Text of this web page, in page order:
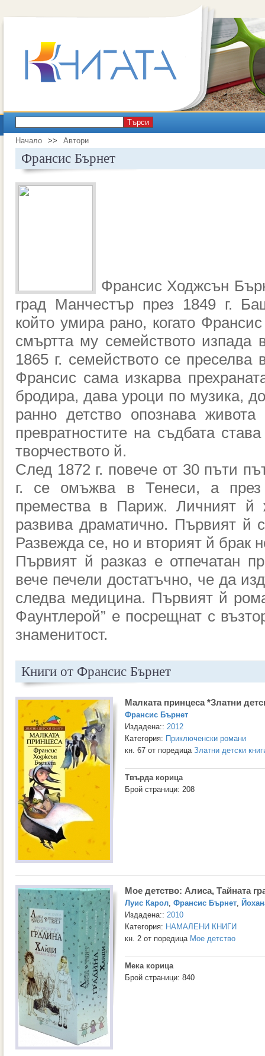
Търси
Начало >> Автори
Франсис Бърнет
Франсис Ходжсън
град Манчестър през 1849 г.
който умира рано, когато
смъртта му семейството изпада
1865 г. семейството се
Франсис сама изкарва
бродира, дава уроци по музика,
ранно детство опознава
превратностите на съдбата
творчеството й.
След 1872 г. повече от 30 пъти
г. се омъжва в Тенеси, а през
премества в Париж. Личният й
развива драматично. Първият й
Развежда се, но и вторият й брак
Първият й разказ е отпечатан
вече печели достатъчно, че да
следва медицина. Първият й
Фаунтлерой” е посрещнат с
знаменитост.
Книги от Франсис Бърнет
Малката принцеса *Златни
Франсис Бърнет
Издадена:: 2012
Категория: Приключенски романи
кн. 67 от поредица Златни детски
Твърда корица
Брой страници: 208
Мое детство: Алиса, Тайната
Луис Карол, Франсис Бърнет,
Издадена:: 2010
Категория: НАМАЛЕНИ КНИГИ
кн. 2 от поредица Мое детство
Мека корица
Брой страници: 840